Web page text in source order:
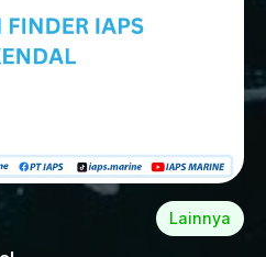
Lainnya